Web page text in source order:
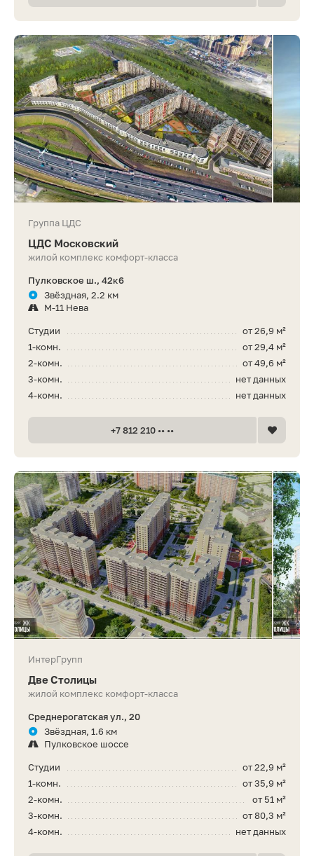
Группа ЦДС
ЦДС Московский
жилой комплекс комфорт-класса
Пулковское ш., 42к6
Звёздная, 2.2 км
М-11 Нева
от 26,9 м²
Студии
от 29,4 м²
1-комн.
от 49,6 м²
2-комн.
нет данных
3-комн.
нет данных
4-комн.
+7 812 210 •• ••
ИнтерГрупп
Две Столицы
жилой комплекс комфорт-класса
Среднерогатская ул., 20
Звёздная, 1.6 км
Пулковское шоссе
от 22,9 м²
Студии
от 35,9 м²
1-комн.
от 51 м²
2-комн.
от 80,3 м²
3-комн.
нет данных
4-комн.